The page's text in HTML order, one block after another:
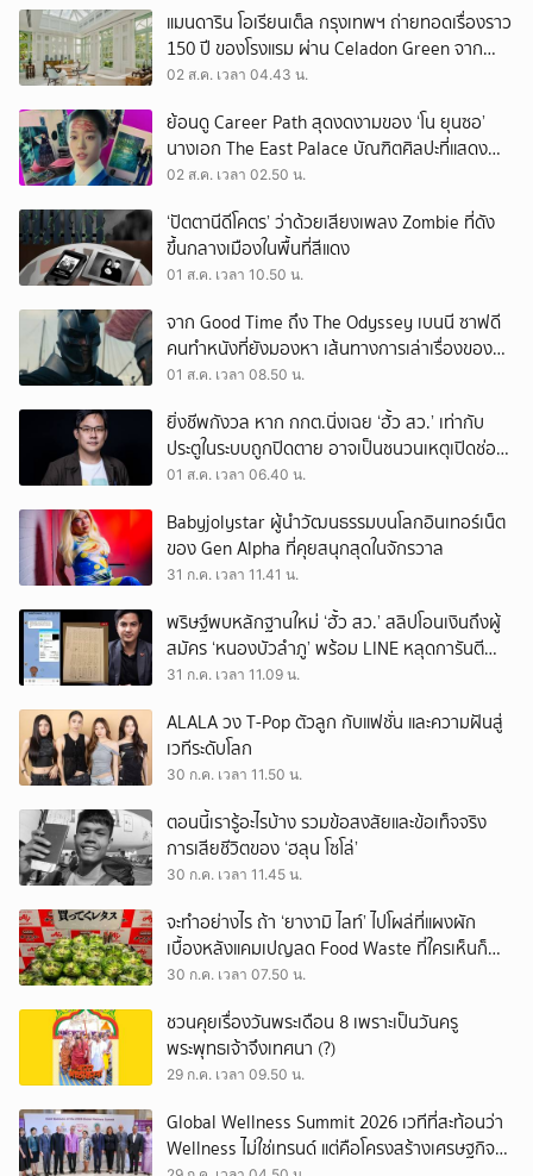
แมนดาริน โอเรียนเต็ล กรุงเทพฯ ถ่ายทอดเรื่องราว
150 ปี ของโรงแรม ผ่าน Celadon Green จาก
เครื่องศิลาดล
02 ส.ค. เวลา 04.43 น.
ย้อนดู Career Path สุดงดงามของ ‘โน ยุนซอ’
นางเอก The East Palace บัณฑิตศิลปะที่แสดง
เรื่องไหนก็ปัง
02 ส.ค. เวลา 02.50 น.
‘ปัตตานีดีโคตร’ ว่าด้วยเสียงเพลง Zombie ที่ดัง
ขึ้นกลางเมืองในพื้นที่สีแดง
01 ส.ค. เวลา 10.50 น.
จาก Good Time ถึง The Odyssey เบนนี ซาฟดี
คนทำหนังที่ยังมองหา เส้นทางการเล่าเรื่องของตัว
เอง
01 ส.ค. เวลา 08.50 น.
ยิ่งชีพกังวล หาก กกต.นิ่งเฉย ‘ฮั้ว สว.’ เท่ากับ
ประตูในระบบถูกปิดตาย อาจเป็นชนวนเหตุเปิดช่อง
‘ลงถนน’
01 ส.ค. เวลา 06.40 น.
Babyjolystar ผู้นำวัฒนธรรมบนโลกอินเทอร์เน็ต
ของ Gen Alpha ที่คุยสนุกสุดในจักรวาล
31 ก.ค. เวลา 11.41 น.
พริษฐ์พบหลักฐานใหม่ ‘ฮั้ว สว.’ สลิปโอนเงินถึงผู้
สมัคร ‘หนองบัวลำภู’ พร้อม LINE หลุดการันตี
ตำแหน่ง
31 ก.ค. เวลา 11.09 น.
ALALA วง T-Pop ตัวลูก กับแฟชั่น และความฝันสู่
เวทีระดับโลก
30 ก.ค. เวลา 11.50 น.
ตอนนี้เรารู้อะไรบ้าง รวมข้อสงสัยและข้อเท็จจริง
การเสียชีวิตของ ‘ฮลุน โซโล่’
30 ก.ค. เวลา 11.45 น.
จะทำอย่างไร ถ้า ‘ยางามิ ไลท์’ ไปโผล่ที่แผงผัก
เบื้องหลังแคมเปญลด Food Waste ที่ใครเห็นก็
ต้องหันมอง
30 ก.ค. เวลา 07.50 น.
ชวนคุยเรื่องวันพระเดือน 8 เพราะเป็นวันครู
พระพุทธเจ้าจึงเทศนา (?)
29 ก.ค. เวลา 09.50 น.
Global Wellness Summit 2026 เวทีที่สะท้อนว่า
Wellness ไม่ใช่เทรนด์ แต่คือโครงสร้างเศรษฐกิจ